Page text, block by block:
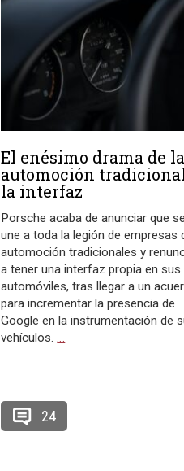
El enésimo drama de la
automoción
la interfaz
Porsche acaba de anunciar que se
une a toda la legión de empresas
automoción tradicionales y
a tener una interfaz propia en sus
automóviles, tras llegar a un
para incrementar la presencia de
Google en la instrumentación de
vehículos.…
24